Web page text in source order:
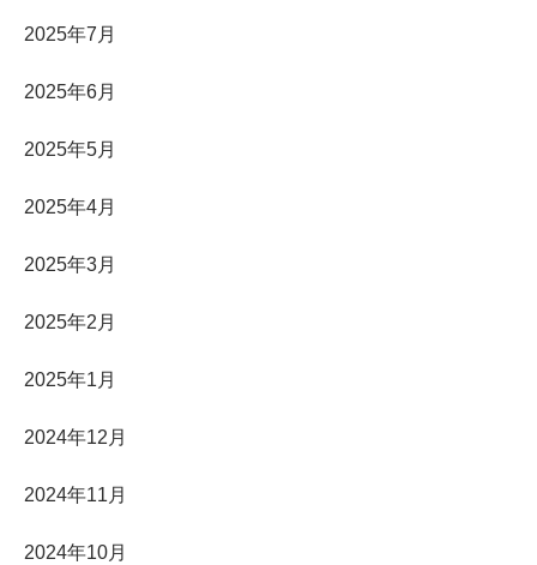
2025年7月
2025年6月
2025年5月
2025年4月
2025年3月
2025年2月
2025年1月
2024年12月
2024年11月
2024年10月